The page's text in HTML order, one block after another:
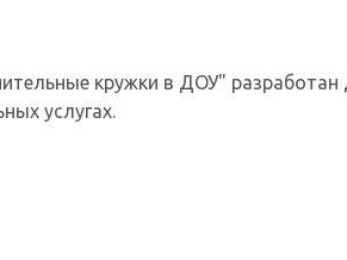
кружки в ДОУ"
услугах.